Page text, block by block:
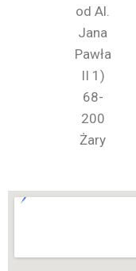
od Al.
Jana
Pawła
II 1)
68-
200
Żary